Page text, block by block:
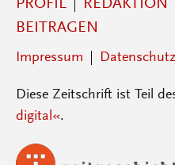
PROFIL REDAKTION
BEITRAGEN
Impressum Datenschutz
Diese Zeitschrift ist Teil
digital«.